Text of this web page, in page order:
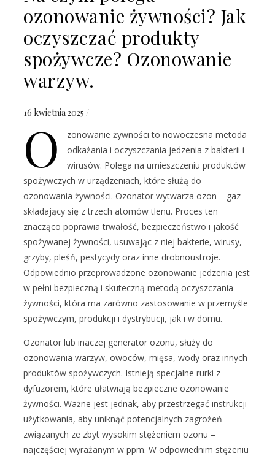
ozonowanie żywności? Jak
oczyszczać produkty
spożywcze? Ozonowanie
warzyw.
16 kwietnia 2025 /
O
zonowanie żywności to nowoczesna metoda
odkażania i oczyszczania jedzenia z bakterii i
wirusów. Polega na umieszczeniu produktów
spożywczych w urządzeniach, które służą do
ozonowania żywności. Ozonator wytwarza ozon – gaz
składający się z trzech atomów tlenu. Proces ten
znacząco poprawia trwałość, bezpieczeństwo i jakość
spożywanej żywności, usuwając z niej bakterie, wirusy,
grzyby, pleśń, pestycydy oraz inne drobnoustroje.
Odpowiednio przeprowadzone ozonowanie jedzenia jest
w pełni bezpieczną i skuteczną metodą oczyszczania
żywności, która ma zarówno zastosowanie w przemyśle
spożywczym, produkcji i dystrybucji, jak i w domu.
Ozonator lub inaczej generator ozonu, służy do
ozonowania warzyw, owoców, mięsa, wody oraz innych
produktów spożywczych. Istnieją specjalne rurki z
dyfuzorem, które ułatwiają bezpieczne ozonowanie
żywności. Ważne jest jednak, aby przestrzegać instrukcji
użytkowania, aby uniknąć potencjalnych zagrożeń
związanych ze zbyt wysokim stężeniem ozonu –
najczęściej wyrażanym w ppm. W odpowiednim stężeniu